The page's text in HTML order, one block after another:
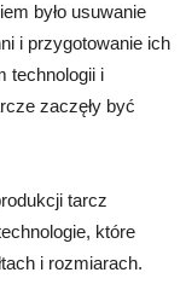
było usuwanie
i przygotowanie ich
technologii i
zaczęły być
tarcz
które
i rozmiarach.